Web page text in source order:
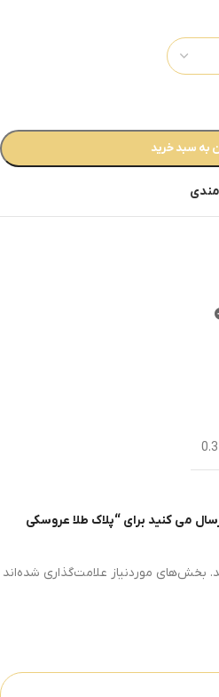
به سبد خرید
مندی
می کنید برای “پلاک طلا عروسکی
بخش‌های موردنیاز علامت‌گذاری شده‌اند